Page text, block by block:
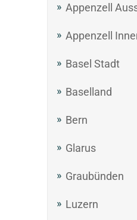
Appenzell
Appenzell
Basel Stadt
Baselland
Bern
Glarus
Graubünden
Luzern